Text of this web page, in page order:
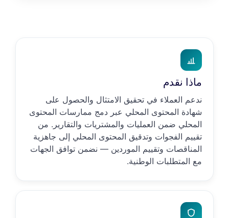
ماذا نقدم
ندعم العملاء في تحقيق الامتثال والحصول على
شهادة المحتوى المحلي عبر دمج ممارسات المحتوى
المحلي ضمن العمليات والمشتريات والتقارير. من
تقييم الفجوات وتدقيق المحتوى المحلي إلى جاهزية
المناقصات وتقييم الموردين — نضمن توافق الجهات
مع المتطلبات الوطنية.